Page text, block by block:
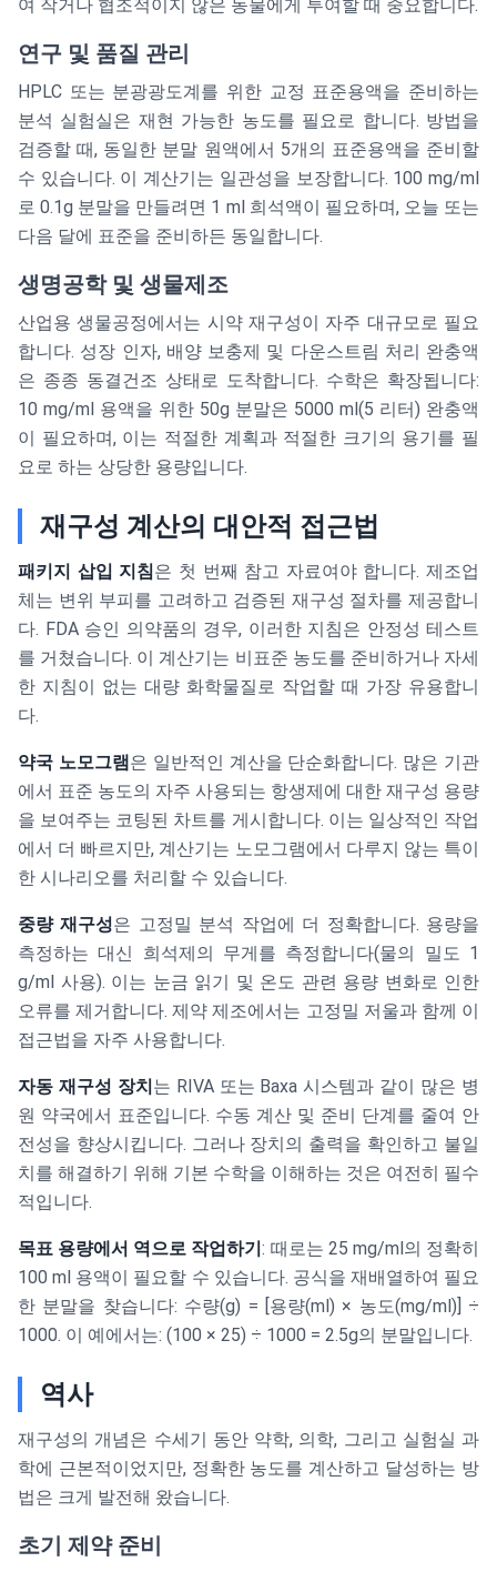
여 작거나 협조적이지 않은 동물에게 투여할 때 중요합니다.
연구 및 품질 관리
HPLC 또는 분광광도계를 위한 교정 표준용액을 준비하는
분석 실험실은 재현 가능한 농도를 필요로 합니다. 방법을
검증할 때, 동일한 분말 원액에서 5개의 표준용액을 준비할
수 있습니다. 이 계산기는 일관성을 보장합니다. 100 mg/ml
로 0.1g 분말을 만들려면 1 ml 희석액이 필요하며, 오늘 또는
다음 달에 표준을 준비하든 동일합니다.
생명공학 및 생물제조
산업용 생물공정에서는 시약 재구성이 자주 대규모로 필요
합니다. 성장 인자, 배양 보충제 및 다운스트림 처리 완충액
은 종종 동결건조 상태로 도착합니다. 수학은 확장됩니다:
10 mg/ml 용액을 위한 50g 분말은 5000 ml(5 리터) 완충액
이 필요하며, 이는 적절한 계획과 적절한 크기의 용기를 필
요로 하는 상당한 용량입니다.
재구성 계산의 대안적 접근법
패키지 삽입 지침은 첫 번째 참고 자료여야 합니다. 제조업
체는 변위 부피를 고려하고 검증된 재구성 절차를 제공합니
다. FDA 승인 의약품의 경우, 이러한 지침은 안정성 테스트
를 거쳤습니다. 이 계산기는 비표준 농도를 준비하거나 자세
한 지침이 없는 대량 화학물질로 작업할 때 가장 유용합니
다.
약국 노모그램은 일반적인 계산을 단순화합니다. 많은 기관
에서 표준 농도의 자주 사용되는 항생제에 대한 재구성 용량
을 보여주는 코팅된 차트를 게시합니다. 이는 일상적인 작업
에서 더 빠르지만, 계산기는 노모그램에서 다루지 않는 특이
한 시나리오를 처리할 수 있습니다.
중량 재구성은 고정밀 분석 작업에 더 정확합니다. 용량을
측정하는 대신 희석제의 무게를 측정합니다(물의 밀도 1
g/ml 사용). 이는 눈금 읽기 및 온도 관련 용량 변화로 인한
오류를 제거합니다. 제약 제조에서는 고정밀 저울과 함께 이
접근법을 자주 사용합니다.
자동 재구성 장치는 RIVA 또는 Baxa 시스템과 같이 많은 병
원 약국에서 표준입니다. 수동 계산 및 준비 단계를 줄여 안
전성을 향상시킵니다. 그러나 장치의 출력을 확인하고 불일
치를 해결하기 위해 기본 수학을 이해하는 것은 여전히 필수
적입니다.
목표 용량에서 역으로 작업하기: 때로는 25 mg/ml의 정확히
100 ml 용액이 필요할 수 있습니다. 공식을 재배열하여 필요
한 분말을 찾습니다: 수량(g) = [용량(ml) × 농도(mg/ml)] ÷
1000. 이 예에서는: (100 × 25) ÷ 1000 = 2.5g의 분말입니다.
역사
재구성의 개념은 수세기 동안 약학, 의학, 그리고 실험실 과
학에 근본적이었지만, 정확한 농도를 계산하고 달성하는 방
법은 크게 발전해 왔습니다.
초기 제약 준비